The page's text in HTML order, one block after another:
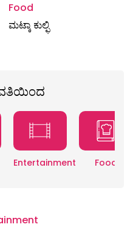
Food
ಮಟ್ಕಾ ಕುಲ್ಫಿ
Entertainment Food